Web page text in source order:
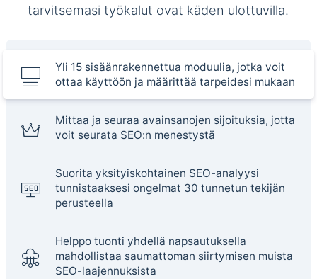
tarvitsemasi työkalut ovat käden ulottuvilla.
Yli 15 sisäänrakennettua moduulia, jotka voit
ottaa käyttöön ja määrittää tarpeidesi mukaan
Mittaa ja seuraa avainsanojen sijoituksia, jotta
voit seurata SEO:n menestystä
Suorita yksityiskohtainen SEO-analyysi
tunnistaaksesi ongelmat 30 tunnetun tekijän
perusteella
Helppo tuonti yhdellä napsautuksella
mahdollistaa saumattoman siirtymisen muista
SEO-laajennuksista